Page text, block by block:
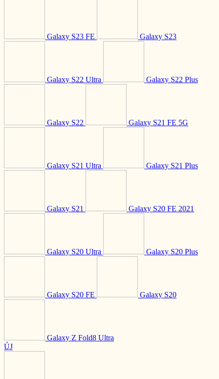
Galaxy S23 FE Galaxy S23
Galaxy S22 Ultra Galaxy S22 Plus
Galaxy S22 Galaxy S21 FE 5G
Galaxy S21 Ultra Galaxy S21 Plus
Galaxy S21 Galaxy S20 FE 2021
Galaxy S20 Ultra Galaxy S20 Plus
Galaxy S20 FE Galaxy S20
Galaxy Z Fold8 Ultra
ÚJ